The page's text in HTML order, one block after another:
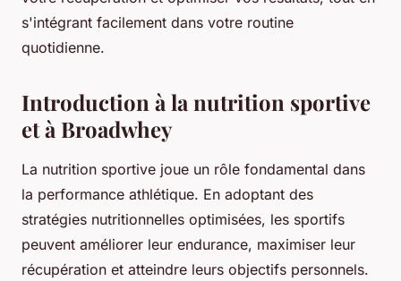
s'intégrant facilement dans votre routine
quotidienne.
Introduction à la nutrition sportive
et à Broadwhey
La nutrition sportive joue un rôle fondamental dans
la performance athlétique. En adoptant des
stratégies nutritionnelles optimisées, les sportifs
peuvent améliorer leur endurance, maximiser leur
récupération et atteindre leurs objectifs personnels.